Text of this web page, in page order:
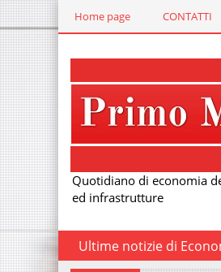
Home page CONTATTI
Quotidiano di economia
ed infrastrutture
Ultime notizie di